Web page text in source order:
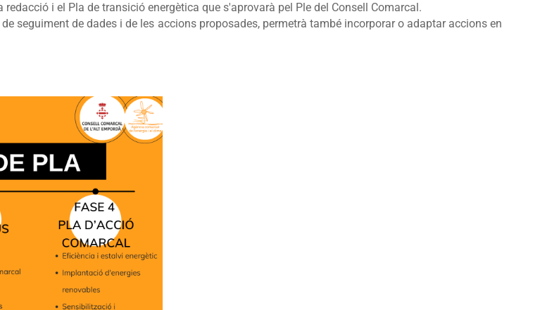
i el Pla de transició energètica que s'aprovarà pel Ple del Consell Comarcal.
seguiment de dades i de les accions proposades, permetrà també incorporar o adaptar accions en